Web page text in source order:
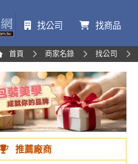
找公司 找商品
首頁 商家名錄 找公司
推薦廠商